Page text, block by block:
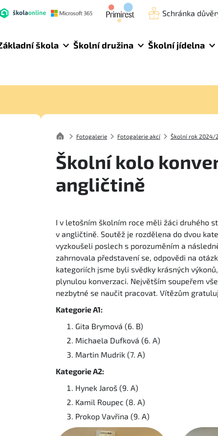
Schránka
škola Školní družina Školní jídelna
Fotogalerie Fotogalerie akcí Školní rok 2024/
Školní kolo
angličtině
I v letošním školním roce měli žáci druhého
v angličtině. Soutěž je rozdělena do dvou
vyzkoušeli poslech s porozuměním a
zahrnovala představení se, odpovědi na
kategoriích jsme byli svědky krásných
plynulou konverzaci. Největším soupeřem
nezbytné se naučit pracovat. Vítězům
Kategorie A1:
Gita Brymová (6. B)
Michaela Dufková (6. A)
Martin Mudrik (7. A)
Kategorie A2:
Hynek Jaroš (9. A)
Kamil Roupec (8. A)
Prokop Vavřina (9. A)